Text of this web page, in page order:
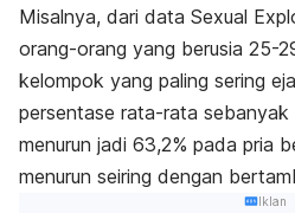
Misalnya, dari data Sexual
orang-orang yang berusia 25-
kelompok yang paling sering
persentase rata-rata sebanyak
menurun jadi 63,2% pada pria
menurun seiring dengan
Iklan